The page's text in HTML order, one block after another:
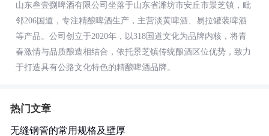
山东叁壹捌啤酒有限公司坐落于山东省潍坊市安丘市景芝镇，毗
邻206国道，专注精酿啤酒生产，主营淡黄啤酒、易拉罐装啤酒
等产品。公司创立于2020年，以318国道文化为品牌内核，将青
春激情与品质酿造相结合，依托景芝镇传统酿酒区位优势，致力
于打造具有公路文化特色的精酿啤酒品牌。
热门文章
无缝钢管的常用规格及壁厚